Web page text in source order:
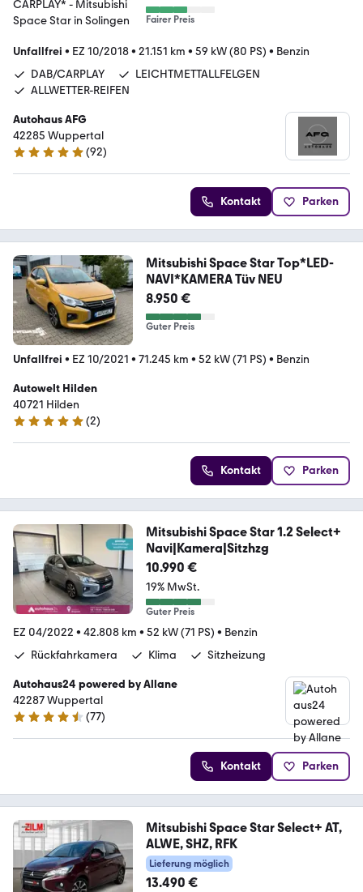
Fairer Preis
Unfallfrei • EZ 10/2018• 21.151 km • 59 kW (80 PS) • Benzin
DAB/CARPLAY
LEICHTMETTALLFELGEN
ALLWETTER-REIFEN
Autohaus AFG
42285 Wuppertal
5 Sterne
(92)
Kontakt Parken
Mitsubishi Space Star Top*LED-
NAVI*KAMERA Tüv NEU
8.950 €
Guter Preis
Unfallfrei • EZ 10/2021 • 71.245 km • 52 kW (71 PS) • Benzin
Autowelt Hilden
40721 Hilden
5 Sterne
(2)
Kontakt Parken
Mitsubishi Space Star 1.2 Select+
Navi|Kamera|Sitzhzg
10.990 €
19% MwSt.
Guter Preis
EZ 04/2022 • 42.808 km • 52 kW (71 PS) • Benzin
Rückfahrkamera
Klima Sitzheizung
Autohaus24 powered by Allane
42287 Wuppertal
4.5 Sterne
(77)
Kontakt Parken
Mitsubishi Space Star Select+ AT,
ALWE, SHZ, RFK
Lieferung möglich
13.490 €